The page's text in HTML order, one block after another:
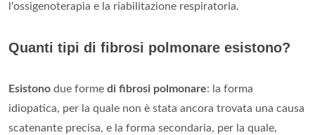
l'ossigenoterapia e la riabilitazione respiratoria.
Quanti tipi di fibrosi polmonare esistono?
Esistono due forme di fibrosi polmonare: la forma
idiopatica, per la quale non è stata ancora trovata una causa
scatenante precisa, e la forma secondaria, per la quale,